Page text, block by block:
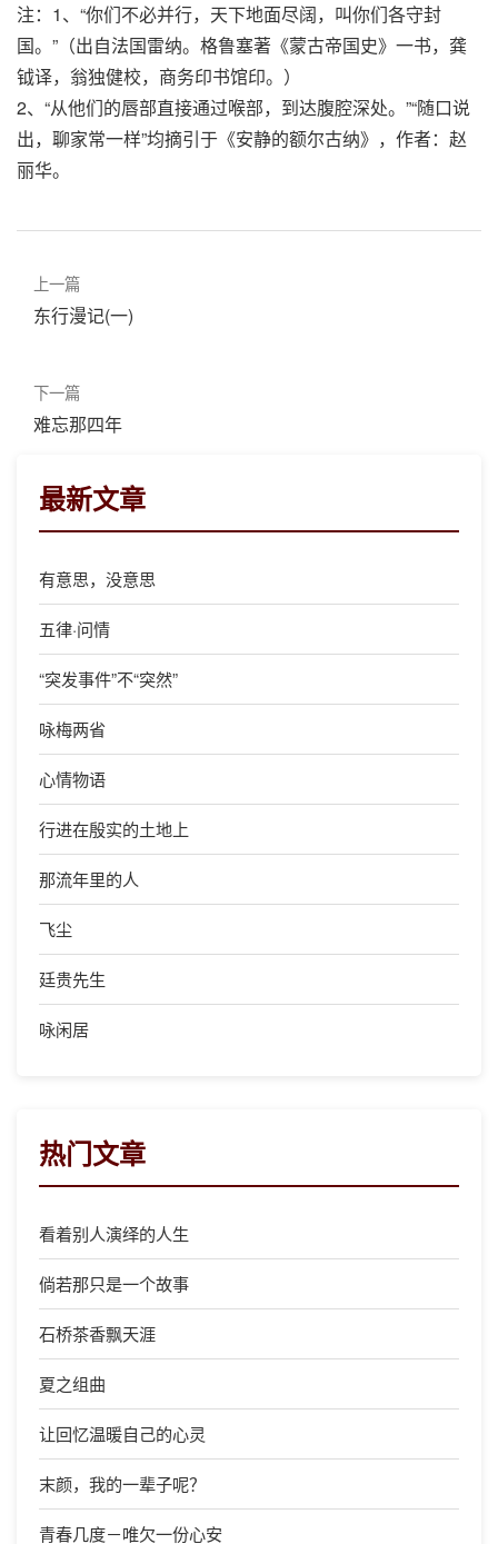
注：1、“你们不必并行，天下地面尽阔，叫你们各守封
国。”（出自法国雷纳。格鲁塞著《蒙古帝国史》一书，龚
钺译，翁独健校，商务印书馆印。）
2、“从他们的唇部直接通过喉部，到达腹腔深处。”“随口说
出，聊家常一样”均摘引于《安静的额尔古纳》，作者：赵
丽华。
上一篇
东行漫记(一)
下一篇
难忘那四年
最新文章
有意思，没意思
五律·问情
“突发事件”不“突然”
咏梅两省
心情物语
行进在殷实的土地上
那流年里的人
飞尘
廷贵先生
咏闲居
热门文章
看着别人演绎的人生
倘若那只是一个故事
石桥茶香飘天涯
夏之组曲
让回忆温暖自己的心灵
末颜，我的一辈子呢？
青春几度－唯欠一份心安